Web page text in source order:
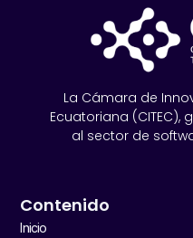
La Cámara de
Ecuatoriana
al sector de
Contenido
Inicio